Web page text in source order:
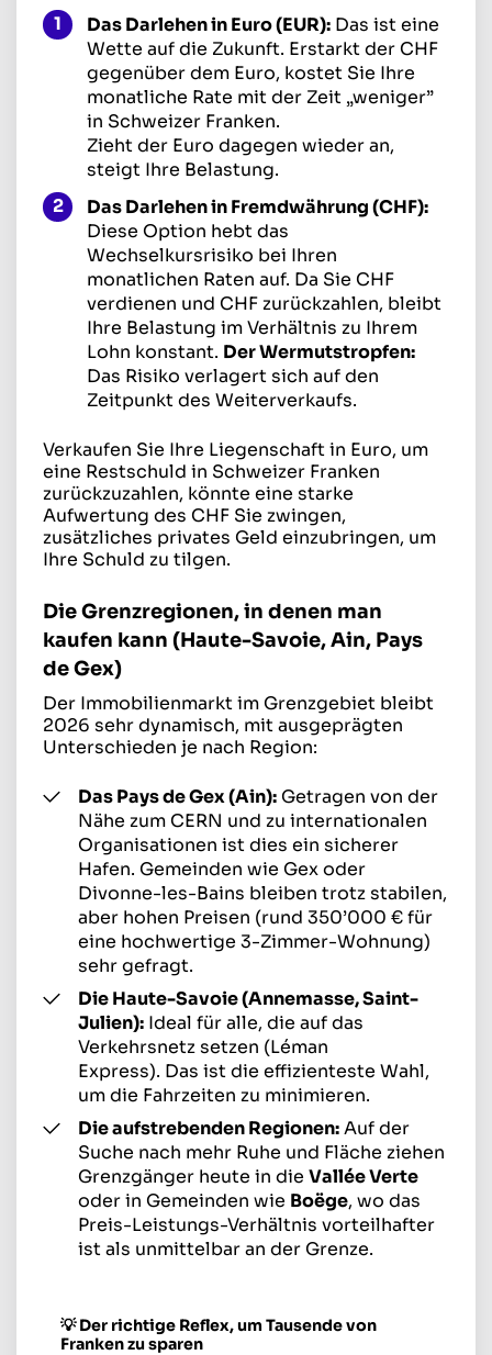
Das Darlehen in Euro (EUR): Das ist eine
Wette auf die Zukunft. Erstarkt der CHF
gegenüber dem Euro, kostet Sie Ihre
monatliche Rate mit der Zeit „weniger”
in Schweizer Franken.
Zieht der Euro dagegen wieder an,
steigt Ihre Belastung.
Das Darlehen in Fremdwährung (CHF):
Diese Option hebt das
Wechselkursrisiko bei Ihren
monatlichen Raten auf. Da Sie CHF
verdienen und CHF zurückzahlen, bleibt
Ihre Belastung im Verhältnis zu Ihrem
Lohn konstant. Der Wermutstropfen:
Das Risiko verlagert sich auf den
Zeitpunkt des Weiterverkaufs.
Verkaufen Sie Ihre Liegenschaft in Euro, um
eine Restschuld in Schweizer Franken
zurückzuzahlen, könnte eine starke
Aufwertung des CHF Sie zwingen,
zusätzliches privates Geld einzubringen, um
Ihre Schuld zu tilgen.
Die Grenzregionen, in denen man
kaufen kann (Haute-Savoie, Ain, Pays
de Gex)
Der Immobilienmarkt im Grenzgebiet bleibt
2026 sehr dynamisch, mit ausgeprägten
Unterschieden je nach Region:
Das Pays de Gex (Ain): Getragen von der
Nähe zum CERN und zu internationalen
Organisationen ist dies ein sicherer
Hafen. Gemeinden wie Gex oder
Divonne-les-Bains bleiben trotz stabilen,
aber hohen Preisen (rund 350’000 € für
eine hochwertige 3-Zimmer-Wohnung)
sehr gefragt.
Die Haute-Savoie (Annemasse, Saint-
Julien): Ideal für alle, die auf das
Verkehrsnetz setzen (Léman
Express). Das ist die effizienteste Wahl,
um die Fahrzeiten zu minimieren.
Die aufstrebenden Regionen:Auf der
Suche nach mehr Ruhe und Fläche ziehen
Grenzgänger heute in die Vallée Verte
oder in Gemeinden wie Boëge, wo das
Preis-Leistungs-Verhältnis vorteilhafter
ist als unmittelbar an der Grenze.
💡 Der richtige Reflex, um Tausende von
Franken zu sparen